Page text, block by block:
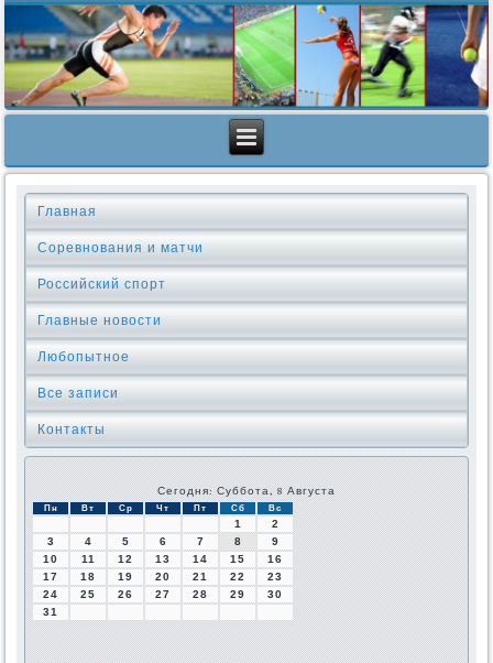
Главная
Соревнования и матчи
Российский спорт
Главные новости
Любопытное
Все записи
Контакты
Сегодня: Суббота, 8 Августа
Пн Вт Ср Чт Пт Сб Вс
1
2
3
4 5 6 7 8
9
10
11 12 13 14 15
16
17
18 19 20 21 22
23
24
25 26 27 28 29
30
31